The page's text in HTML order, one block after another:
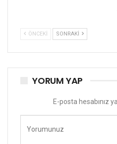
ÖNCEKI SONRAKI
YORUM YAP
E-posta hesabınız